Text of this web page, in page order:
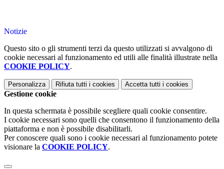
Notizie
Questo sito o gli strumenti terzi da questo utilizzati si avvalgono di
cookie necessari al funzionamento ed utili alle finalità illustrate nella
COOKIE POLICY.
Personalizza Rifiuta tutti i cookies Accetta tutti i cookies
Gestione cookie
In questa schermata è possibile scegliere quali cookie consentire.
I cookie necessari sono quelli che consentono il funzionamento della
piattaforma e non è possibile disabilitarli.
Per conoscere quali sono i cookie necessari al funzionamento potete
visionare la COOKIE POLICY.